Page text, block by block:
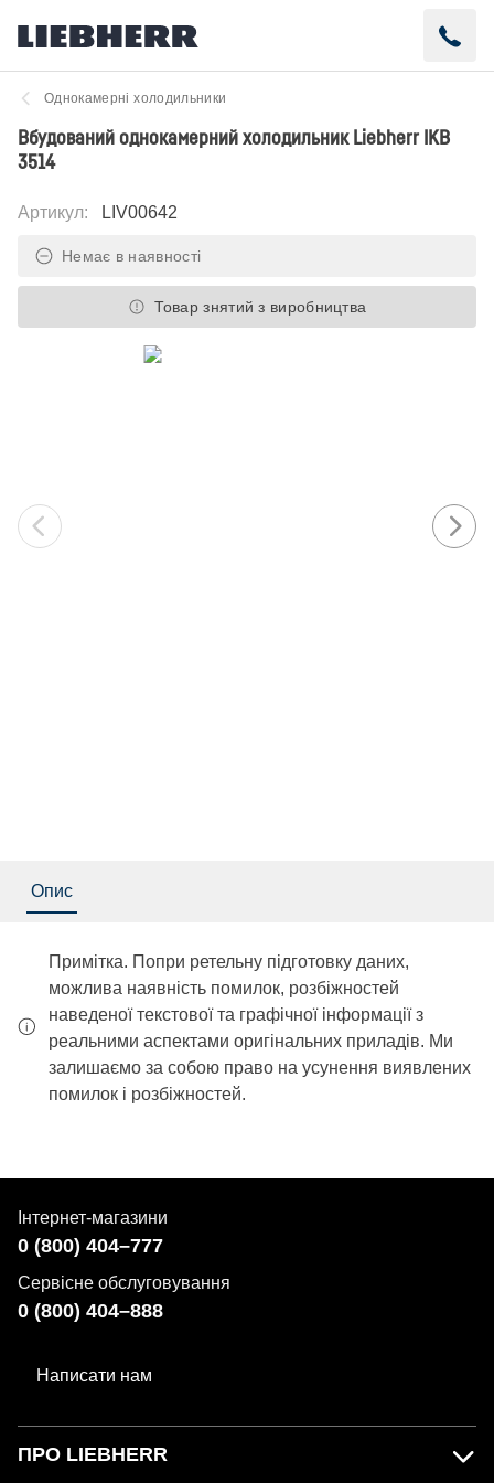
Однокамерні холодильники
Вбудований однокамерний холодильник Liebherr IKB
3514
Артикул: LIV00642
Немає в наявності
Товар знятий з виробництва
Опис
Примітка. Попри ретельну підготовку даних,
можлива наявність помилок, розбіжностей
наведеної текстової та графічної інформації з
реальними аспектами оригінальних приладів. Ми
залишаємо за собою право на усунення виявлених
помилок і розбіжностей.
Інтернет-магазини
0 (800) 404–777
Сервісне обслуговування
0 (800) 404–888
Написати нам
ПРО LIEBHERR